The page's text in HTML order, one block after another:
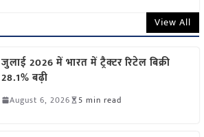
View All
जुलाई 2026 में भारत में ट्रैक्टर रिटेल बिक्री
28.1% बढ़ी
August 6, 2026 5 min read